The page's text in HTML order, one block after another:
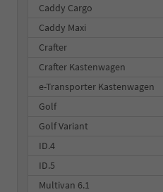
Caddy Cargo
Caddy Maxi
Crafter
Crafter Kastenwagen
e-Transporter Kastenwagen
Golf
Golf Variant
ID.4
ID.5
Multivan 6.1